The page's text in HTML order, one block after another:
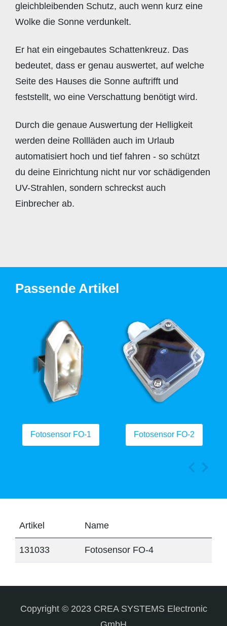
gleichbleibenden Schutz, auch wenn kurz eine
Wolke die Sonne verdunkelt.
Er hat ein eingebautes Schattenkreuz. Das
bedeutet, dass er genau auswertet, auf welche
Seite des Hauses die Sonne auftrifft und
feststellt, wo eine Verschattung benötigt wird.
Durch die genaue Auswertung der Helligkeit
werden deine Rollläden auch im Urlaub
automatisiert hoch und tief fahren - so schützt
du deine Einrichtung nicht nur vor schädigenden
UV-Strahlen, sondern schreckst auch
Einbrecher ab.
Passende Artikel
Fotosensor FO-1 Fotosensor FO-2
Artikel Name
131033 Fotosensor FO-4
Copyright © 2023 CREA SYSTEMS Electronic